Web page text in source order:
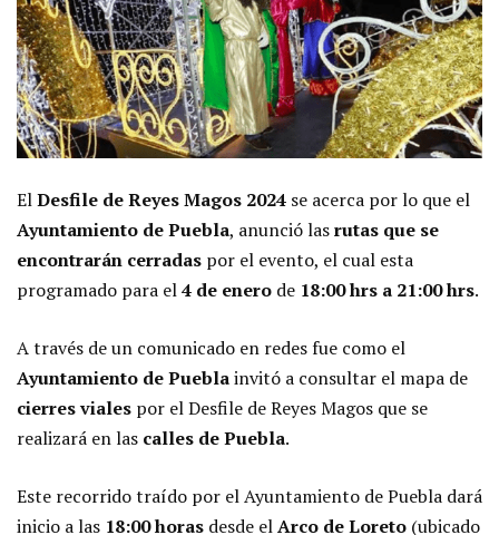
ElDesfile de Reyes Magos 2024 se acerca por lo que el
Ayuntamiento de Puebla, anunció lasrutas que se
encontrarán cerradas por el evento, el cual esta
programado para el4 de enero de 18:00 hrs a 21:00 hrs.
A través de un comunicado en redes fue como el
Ayuntamiento de Pueblainvitó a consultar el mapa de
cierres viales por el Desfile de Reyes Magos que se
realizará en las calles de Puebla.
Este recorrido traído por el Ayuntamiento de Puebla dará
inicio a las 18:00 horas desde elArco de Loreto (ubicado